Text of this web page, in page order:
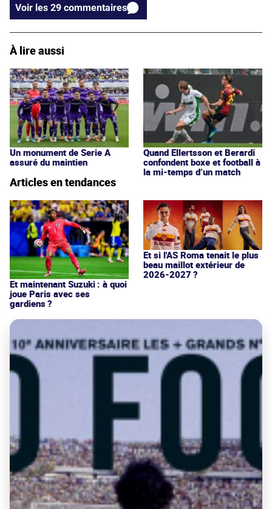
Voir les 29 commentaires
À lire aussi
Un monument de Serie A
assuré du maintien
Quand Ellertsson et Berardi
confondent boxe et football à
la mi-temps d’un match
Articles en tendances
Et maintenant Suzuki : à quoi
joue Paris avec ses
gardiens ?
Et si l'AS Roma tenait le plus
beau maillot extérieur de
2026-2027 ?